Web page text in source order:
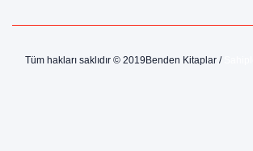
Tüm hakları saklıdır © 2019Benden Kitaplar /